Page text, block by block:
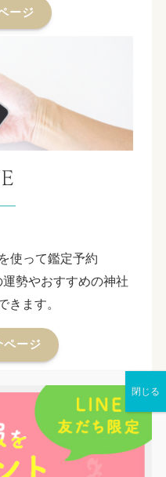
ージ
使って鑑定予約
勢やおすすめの神社
きます。
ページ